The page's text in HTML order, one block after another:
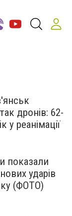
дронів: 62-
у реанімації
показали
ударів
(ФОТО)